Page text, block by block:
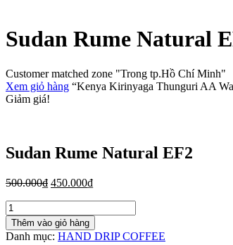
Sudan Rume Natural
Customer matched zone "Trong tp.Hồ Chí Minh"
Xem giỏ hàng “Kenya Kirinyaga Thunguri AA
Giảm giá!
Sudan Rume Natural EF2
500.000₫ 450.000₫
Sudan
Rume
Natural
Thêm vào giỏ hàng
Danh mục: HAND DRIP COFFEE